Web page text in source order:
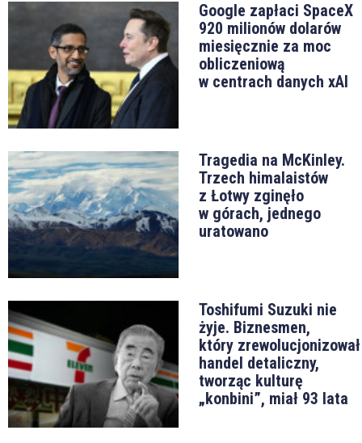
Google zapłaci SpaceX
920 milionów dolarów
miesięcznie za moc
obliczeniową
w centrach danych xAI
Tragedia na McKinley.
Trzech himalaistów
z Łotwy zginęło
w górach, jednego
uratowano
Toshifumi Suzuki nie
żyje. Biznesmen,
który zrewolucjonizował
handel detaliczny,
tworząc kulturę
„konbini”, miał 93 lata